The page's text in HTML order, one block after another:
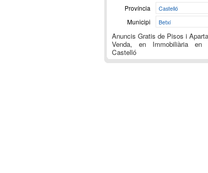
Província Castelló
Municipi Betxí
Anuncis Gratis de Pisos i
Venda, en Immobiliària
Castelló